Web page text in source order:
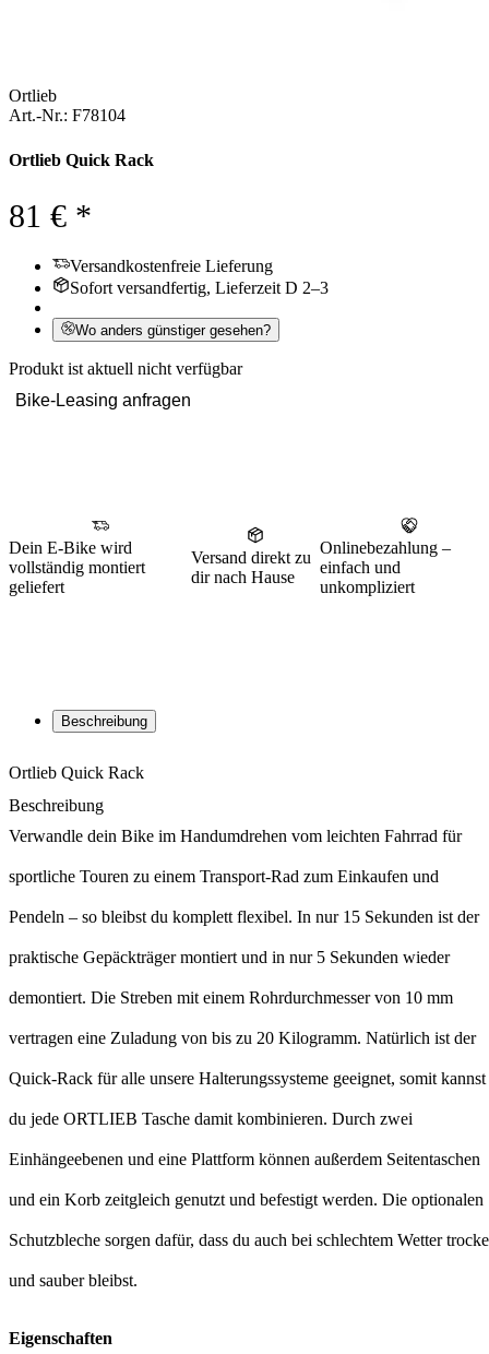
Ortlieb
Art.-Nr.: F78104
Ortlieb Quick Rack
81 € *
Versandkostenfreie Lieferung
Sofort versandfertig, Lieferzeit D 2–3
Wo anders günstiger gesehen?
Produkt ist aktuell nicht verfügbar
Bike-Leasing anfragen
Dein E-Bike wird
vollständig montiert
geliefert
Versand direkt zu
dir nach Hause
Onlinebezahlung –
einfach und
unkompliziert
Beschreibung
Ortlieb Quick Rack
Beschreibung
Verwandle dein Bike im Handumdrehen vom leichten Fahrrad für
sportliche Touren zu einem Transport-Rad zum Einkaufen und
Pendeln – so bleibst du komplett flexibel. In nur 15 Sekunden ist der
praktische Gepäckträger montiert und in nur 5 Sekunden wieder
demontiert. Die Streben mit einem Rohrdurchmesser von 10 mm
vertragen eine Zuladung von bis zu 20 Kilogramm. Natürlich ist der
Quick-Rack für alle unsere Halterungssysteme geeignet, somit kannst
du jede ORTLIEB Tasche damit kombinieren. Durch zwei
Einhängeebenen und eine Plattform können außerdem Seitentaschen
und ein Korb zeitgleich genutzt und befestigt werden. Die optionalen
Schutzbleche sorgen dafür, dass du auch bei schlechtem Wetter
und sauber bleibst.
Eigenschaften